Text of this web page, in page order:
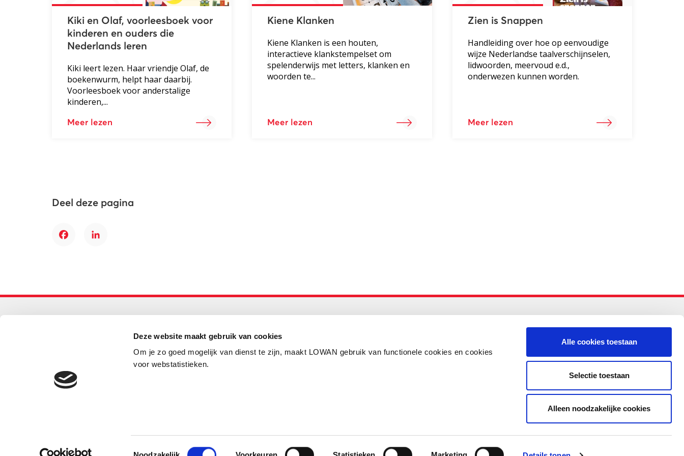
Deze website maakt gebruik van cookies
Om je zo goed mogelijk van dienst te zijn, maakt LOWAN gebruik van functionele cookies en cookies
voor webstatistieken.
Toestemmingsselectie
Alle cookies toestaan
Selectie toestaan
Alleen noodzakelijke cookies
Kiki en Olaf, voorleesboek voor
kinderen en ouders die
Nederlands leren
Kiki leert lezen. Haar vriendje Olaf, de
boekenwurm, helpt haar daarbij.
Voorleesboek voor anderstalige
kinderen,...
Meer lezen
Kiene Klanken
Kiene Klanken is een houten,
interactieve klankstempelset om
spelenderwijs met letters, klanken en
woorden te...
Meer lezen
Zien is Snappen
Handleiding over hoe op eenvoudige
wijze Nederlandse taalverschijnselen,
lidwoorden, meervoud e.d.,
onderwezen kunnen worden.
Meer lezen
Deel deze pagina
FacebookLinkedIn
helpdesk@lowanpo.nl